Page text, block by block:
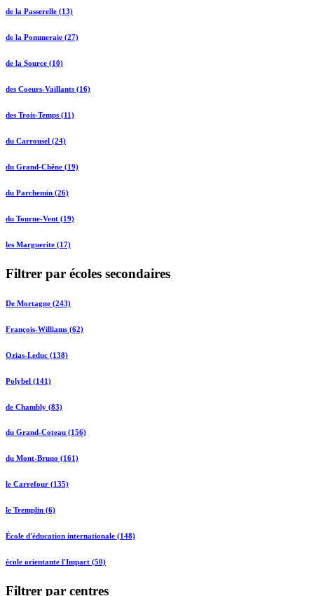
de la Passerelle (13)
de la Pommeraie (27)
de la Source (10)
des Coeurs-Vaillants (16)
des Trois-Temps (11)
du Carrousel (24)
du Grand-Chêne (19)
du Parchemin (26)
du Tourne-Vent (19)
les Marguerite (17)
Filtrer par écoles secondaires
De Mortagne (243)
François-Williams (62)
Ozias-Leduc (138)
Polybel (141)
de Chambly (83)
du Grand-Coteau (156)
du Mont-Bruno (161)
le Carrefour (135)
le Tremplin (6)
École d'éducation internationale (148)
école orientante l'Impact (50)
Filtrer par centres